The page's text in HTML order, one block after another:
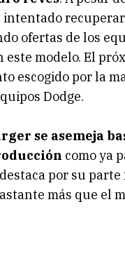
intentado
ofertas de los
este modelo. El
escogido por la
Dodge.
se asemeja
como ya
por su
más que el